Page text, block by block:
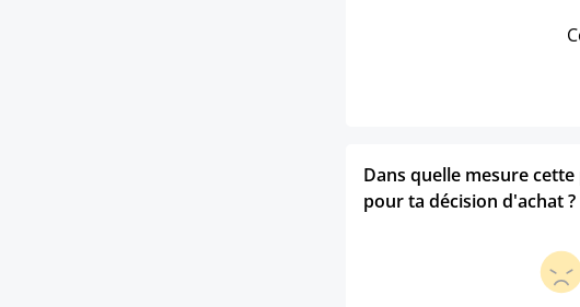
Dans quelle mesure
pour ta décision d'achat ?